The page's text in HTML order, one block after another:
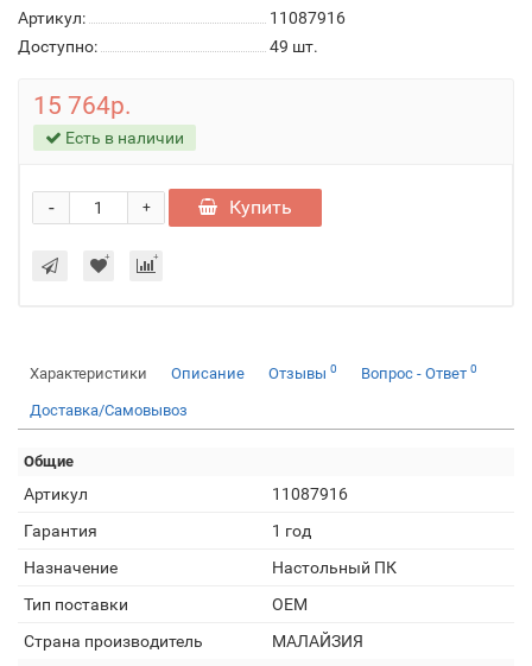
Артикул:
11087916
Доступно:
49 шт.
15 764р.
Есть в наличии
+
- Купить
Характеристики Описание Отзывы 0 Вопрос - Ответ 0
Доставка/Самовывоз
Общие
Артикул
11087916
Гарантия
1 год
Назначение
Настольный ПК
Тип поставки
OEM
Страна производитель
МАЛАЙЗИЯ